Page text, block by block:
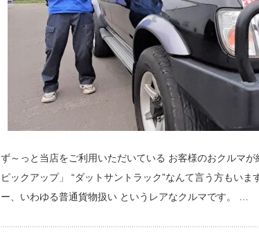
ず～っと当店をご利用いただいている お客様のおクルマ
ピックアップ」 “ダットサントラック”なんて言う方もい
ー、いわゆる普通貨物扱い というレアなクルマです。 …